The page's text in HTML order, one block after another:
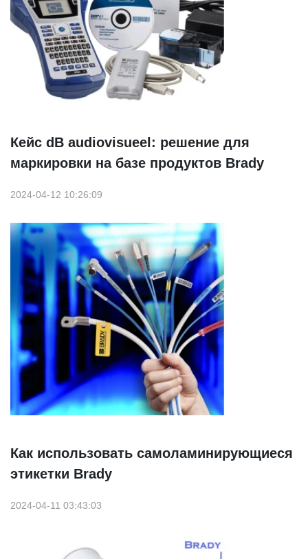
Кейс dB audiovisueel: решение для
маркировки на базе продуктов Brady
2024-04-12 10:26:09
Как использовать самоламинирующиеся
этикетки Brady
2024-04-11 03:43:03